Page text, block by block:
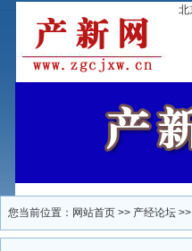
北
您当前位置： 网站首页 >> 产经论坛